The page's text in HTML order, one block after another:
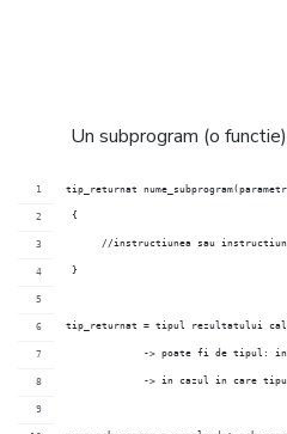
Un subprogram (o
tip_returnat
{
//instructiunea sau
}
tip_returnat = tipul rezultatului
-> poate fi de tipul:
-> in cazul in care